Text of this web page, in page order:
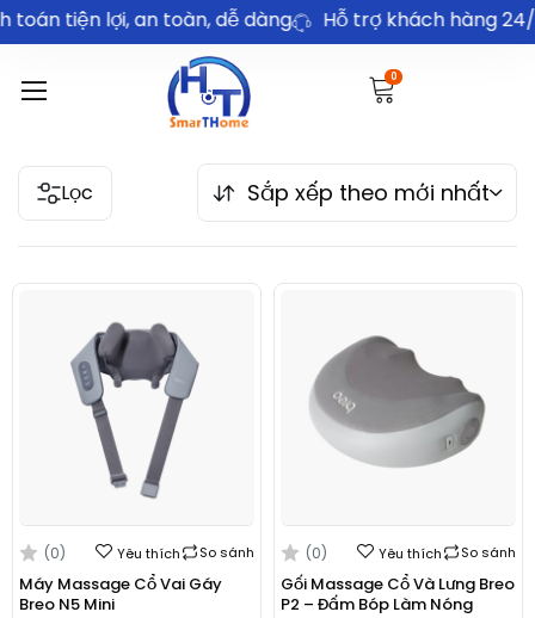
tiện lợi, an toàn, dễ dàng Hỗ trợ khách hàng 24/7
0
Lọc Sắp xếp theo mới nhất
(0) Yêu thích So sánh
Máy Massage Cổ Vai Gáy
Breo N5 Mini
(0) Yêu thích So sánh
Gối Massage Cổ Và Lưng Breo
P2 – Đấm Bóp Làm Nóng